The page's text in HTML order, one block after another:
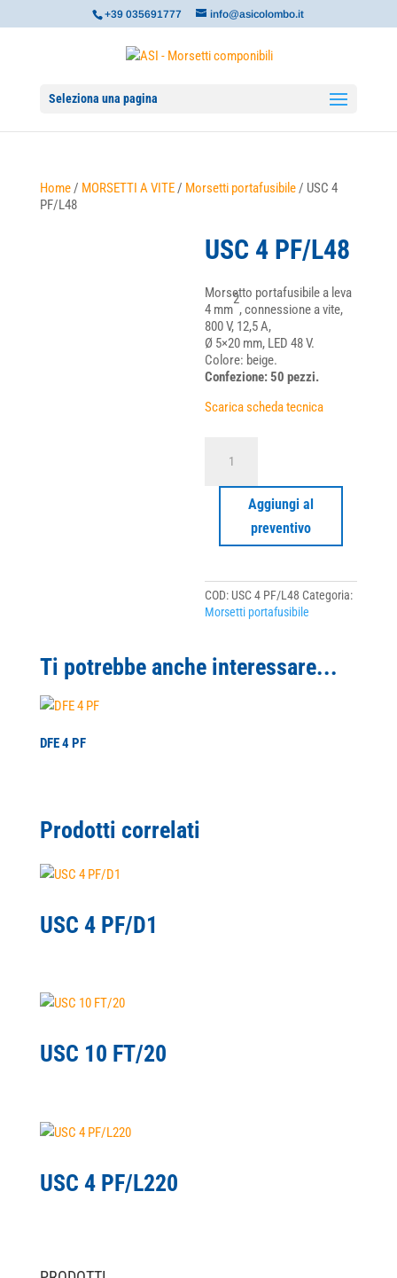
+39 035691777 info@asicolombo.it
Seleziona una pagina
Home/ MORSETTI A VITE/ Morsetti portafusibile/ USC 4
PF/L48
USC 4 PF/L48
Morsetto portafusibile a leva
4 mm
2
, connessione a vite,
800 V, 12,5 A,
Ø 5×20 mm, LED 48 V.
Colore: beige.
Confezione: 50 pezzi.
Scarica scheda tecnica
Aggiungi al
preventivo
COD: USC 4 PF/L48 Categoria:
Morsetti portafusibile
Ti potrebbe anche interessare...
DFE 4 PF
Prodotti correlati
USC 4 PF/D1
USC 10 FT/20
USC 4 PF/L220